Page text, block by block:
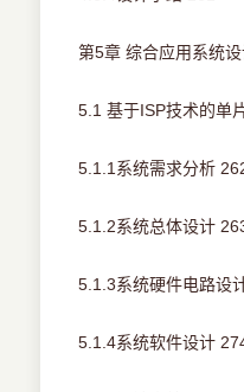
第5章 综合应用系统
5.1 基于ISP技术的单
5.1.1系统需求分析
5.1.2系统总体设计
5.1.3系统硬件电路设
5.1.4系统软件设计